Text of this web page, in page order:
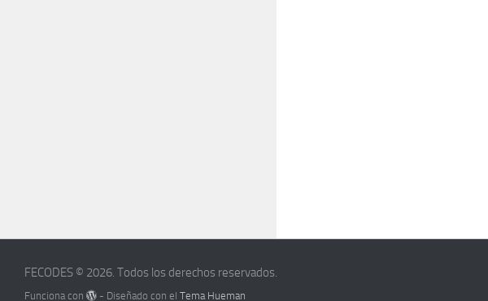
FECODES © 2026. Todos los derechos reservados.
Funciona con - Diseñado con elTema Hueman